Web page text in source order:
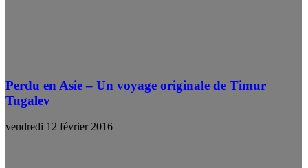
Perdu en Asie – Un voyage originale de Timur
Tugalev
vendredi 12 février 2016